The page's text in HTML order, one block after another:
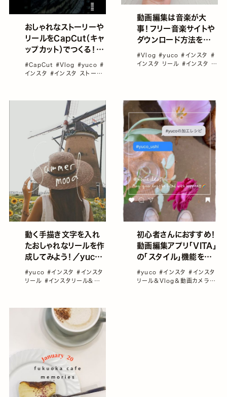
おしゃれなストーリーや
リールをCapCut（キャ
ップカット）でつくる！音
楽の付け方や使い方を
ご紹介／yucoの加工レ
#CapCut #Vlog #yuco #
インスタ #インスタ ストーリ
動画編集は音楽が大
事！フリー音楽サイトや
ダウンロード方法を紹
介／yucoの加工レシピ
Vol.83
#Vlog#yuco#インスタ #
インスタ リール #インスタ 音
動く手描き文字を入れ
たおしゃれなリールを作
成してみよう！／yuco
の加工レシピ Vol.81
#yuco#インスタ#インスタ
リール #インスタリール＆
初心者さんにおすすめ！
動画編集アプリ「VITA」
の「スタイル」機能を使
って簡単におしゃれな編
集を楽しもう！／yuco
#yuco#インスタ#インスタ
リール＆Vlog＆動画カメラ#